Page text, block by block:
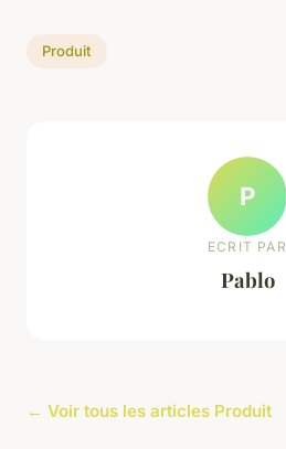
Produit
P
ECRIT PAR
Pablo
← Voir tous les articles Produit